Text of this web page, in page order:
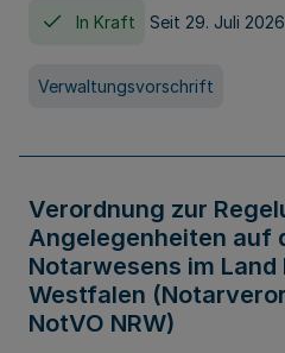
In Kraft Seit 29. Juli 2026
Verwaltungsvorschrift
Verordnung zur
Angelegenheiten auf
Notarwesens im Land
Westfalen
NotVO NRW)